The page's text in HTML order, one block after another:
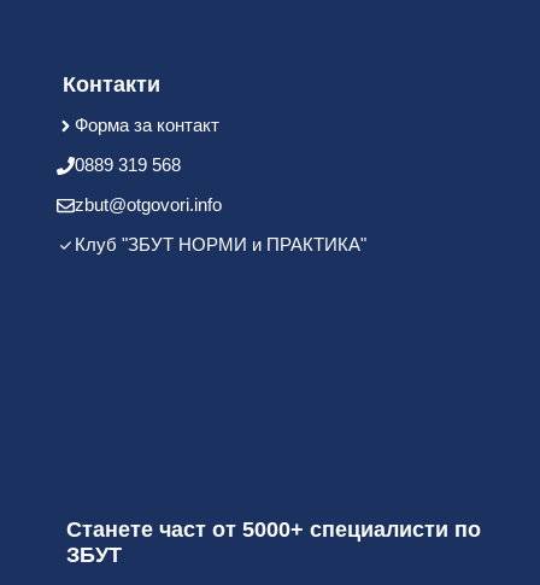
Контакти
Форма за контакт
0889 319 568
zbut@otgovori.info
Клуб "ЗБУТ НОРМИ и ПРАКТИКА"
Станете част от 5000+ специалисти по
ЗБУТ